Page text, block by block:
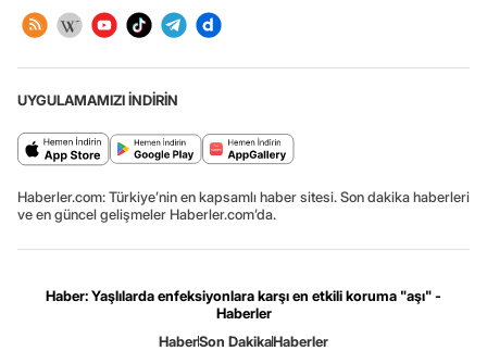
UYGULAMAMIZI İNDİRİN
Haberler.com: Türkiye’nin en kapsamlı haber sitesi. Son dakika haberleri
ve en güncel gelişmeler Haberler.com’da.
Haber: Yaşlılarda enfeksiyonlara karşı en etkili koruma "aşı" -
Haberler
HaberSon DakikaHaberler